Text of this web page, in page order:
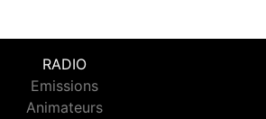
RADIO
Emissions
Animateurs